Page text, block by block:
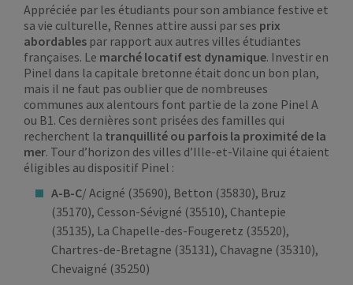
Appréciée par les étudiants pour son ambiance festive et
sa vie culturelle, Rennes attire aussi par ses prix
abordables par rapport aux autres villes étudiantes
françaises. Le marché locatif est dynamique. Investir en
Pinel dans la capitale bretonne était donc un bon plan,
mais il ne faut pas oublier que de nombreuses
communes aux alentours font partie de la zone Pinel A
ou B1. Ces dernières sont prisées des familles qui
recherchent la tranquillité ou parfois la proximité de la
mer. Tour d’horizon des villes d’Ille-et-Vilaine qui étaient
éligibles au dispositif Pinel :
A-B-C/ Acigné (35690), Betton (35830), Bruz
(35170), Cesson-Sévigné (35510), Chantepie
(35135), La Chapelle-des-Fougeretz (35520),
Chartres-de-Bretagne (35131), Chavagne (35310),
Chevaigné (35250)